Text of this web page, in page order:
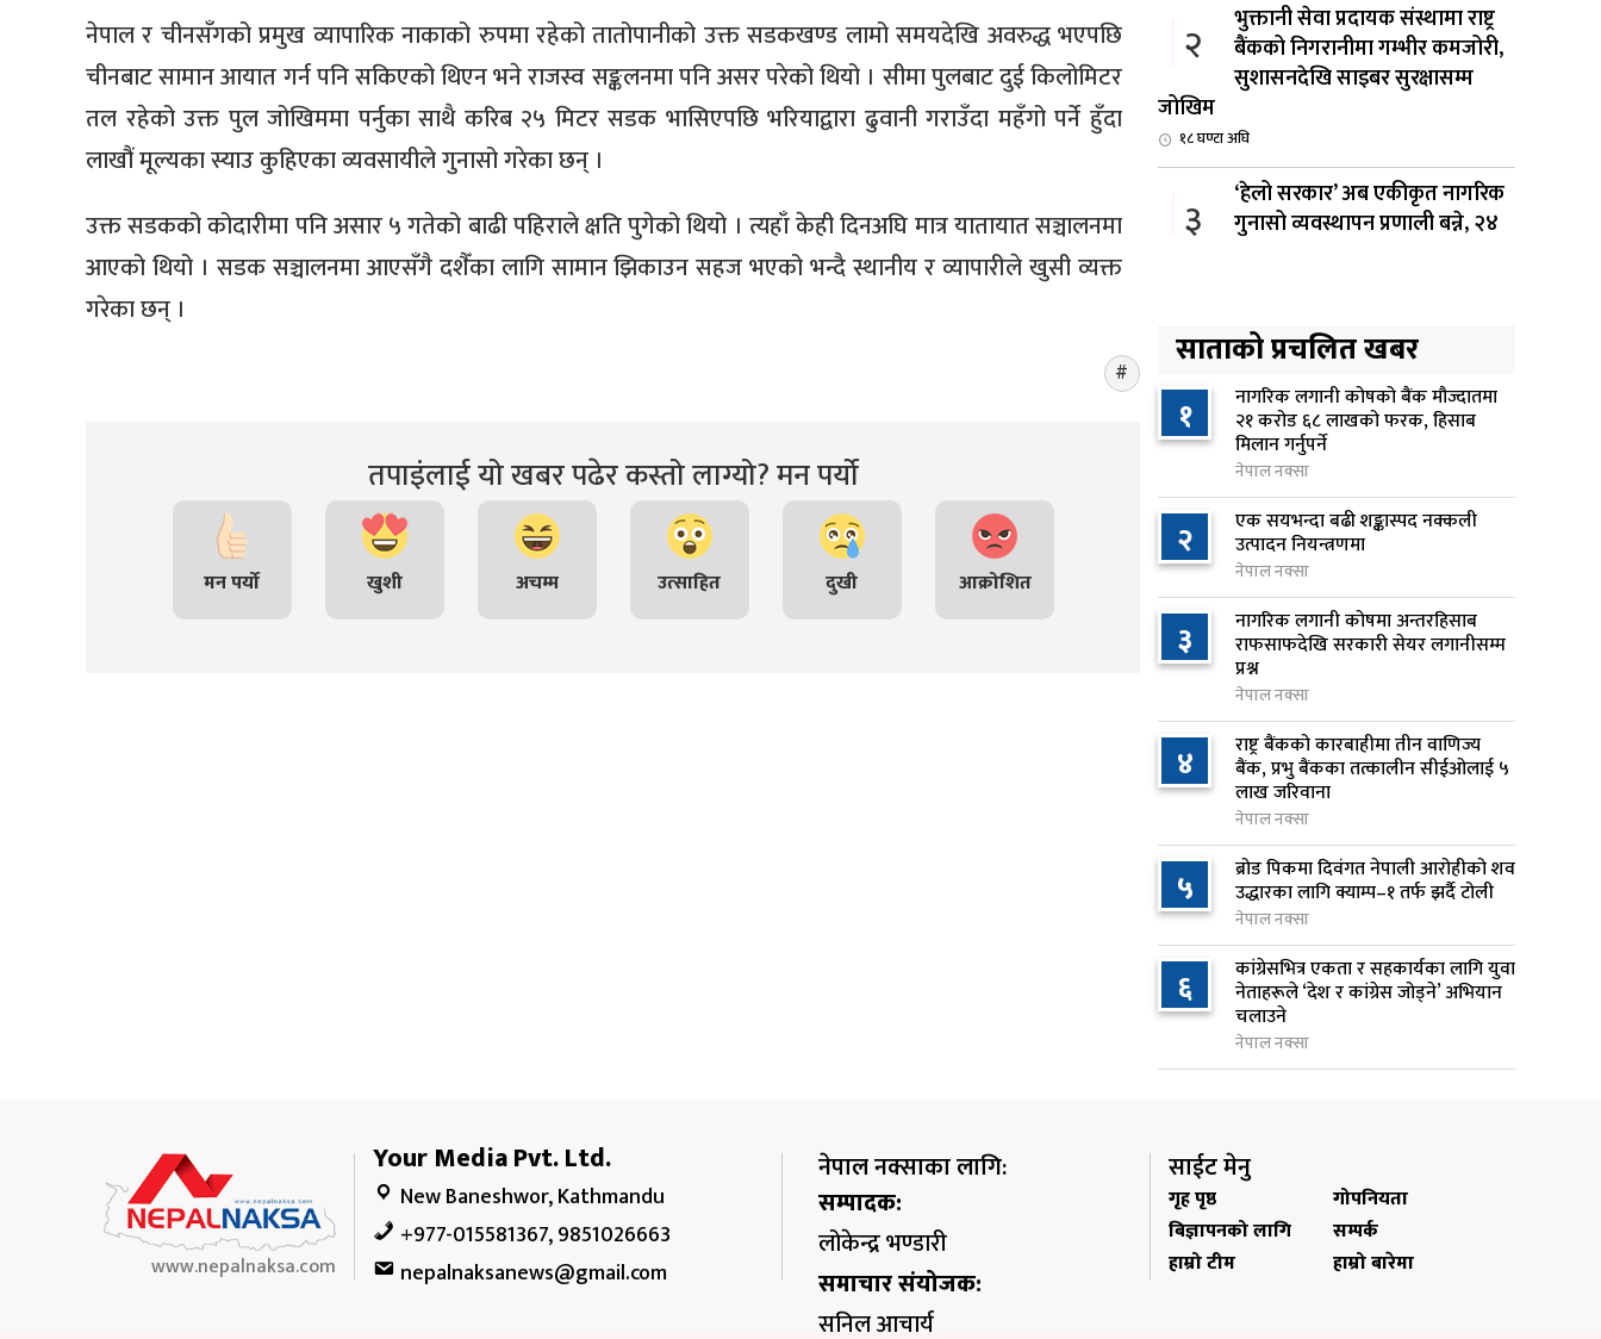
नेपाल र चीनसँगको प्रमुख व्यापारिक नाकाको रुपमा रहेको तातोपानीको उक्त सडकखण्ड लामो समयदेखि अवरुद्ध भएपछि
चीनबाट सामान आयात गर्न पनि सकिएको थिएन भने राजस्व सङ्कलनमा पनि असर परेको थियो । सीमा पुलबाट दुई किलोमिटर
तल रहेको उक्त पुल जोखिममा पर्नुका साथै करिब २५ मिटर सडक भासिएपछि भरियाद्वारा ढुवानी गराउँदा महँगो पर्ने हुँदा
लाखौं मूल्यका स्याउ कुहिएका व्यवसायीले गुनासो गरेका छन् ।
उक्त सडकको कोदारीमा पनि असार ५ गतेको बाढी पहिराले क्षति पुगेको थियो । त्यहाँ केही दिनअघि मात्र यातायात सञ्चालनमा
आएको थियो । सडक सञ्चालनमा आएसँगै दशैँका लागि सामान झिकाउन सहज भएको भन्दै स्थानीय र व्यापारीले खुसी व्यक्त
गरेका छन् ।
तपाइंलाई यो खबर पढेर कस्तो लाग्यो? मन पर्यो
मन पर्यो खुशी अचम्म उत्साहित दुखी आक्रोशित
२
भुक्तानी सेवा प्रदायक संस्थामा राष्ट्र
बैंकको निगरानीमा गम्भीर कमजोरी,
सुशासनदेखि साइबर सुरक्षासम्म
जोखिम
१८ घण्टा अघि
३
‘हेलो सरकार’ अब एकीकृत नागरिक
गुनासो व्यवस्थापन प्रणाली बन्ने, २४
४
नेपाल आयल निगमको कार्यकारी
निर्देशकमा नागेन्द्र साह नियुक्त
१९ घण्टा अघि
५
अनलाइन सेवा विस्तारलाई
प्राथमिकता दिँदै त्रिभुवन
विश्वविद्यालयले नयाँ नीति तथा
कार्यक्रम ल्याउने
२0 घण्टा अघि
६
सरकारद्वारा राष्ट्रसेवक कर्मचारीको
नयाँ तलबमान स्वीकृत, न्यूनतम तलब
२८ हजार ९८४ रुपैयाँ
२१ घण्टा अघि
७
सिद्धबाबा सुरुङ निर्माणमा ३ अर्ब १
करोड खर्च, २०८३ फागुनको
समयसीमा
१ दिन अघि
८
निम्सदाइसहित चार पर्वतारोहीको शव
बेस क्याम्पमा ल्याइयो
१ दिन अघि
९
सुनसरी र सिरहाका घटनाका
१ दिन अघि
१०
कृषि क्षेत्रलाई आत्मनिर्भर बनाउने
लक्ष्यसहित राष्ट्रिय कृषि नीति २०८३
जारी
साताको प्रचलित खबर
१ नागरिक लगानी कोषको बैंक मौज्दातमा
२१ करोड ६८ लाखको फरक, हिसाब
मिलान गर्नुपर्ने
नेपाल नक्सा
२ एक सयभन्दा बढी शङ्कास्पद नक्कली
उत्पादन नियन्त्रणमा
नेपाल नक्सा
३ नागरिक लगानी कोषमा अन्तरहिसाब
राफसाफदेखि सरकारी सेयर लगानीसम्म
प्रश्न
नेपाल नक्सा
४ राष्ट्र बैंकको कारबाहीमा तीन वाणिज्य
बैंक, प्रभु बैंकका तत्कालीन सीईओलाई ५
लाख जरिवाना
नेपाल नक्सा
५ ब्रोड पिकमा दिवंगत नेपाली आरोहीको शव
उद्धारका लागि क्याम्प–१ तर्फ झर्दै टोली
नेपाल नक्सा
६ कांग्रेसभित्र एकता र सहकार्यका लागि युवा
नेताहरूले ‘देश र कांग्रेस जोड्ने’ अभियान
चलाउने
नेपाल नक्सा
www.nepalnaksa.com
Your Media Pvt. Ltd.
New Baneshwor, Kathmandu
+977-015581367, 9851026663
nepalnaksanews@gmail.com
नेपाल नक्साका लागि:
सम्पादक:
लोकेन्द्र भण्डारी
समाचार संयोजक:
सुनिल आचार्य
साईट मेनु
गृह पृष्ठ
गोपनियता
बिज्ञापनको लागि
सम्पर्क
हाम्रो टीम
हाम्रो बारेमा